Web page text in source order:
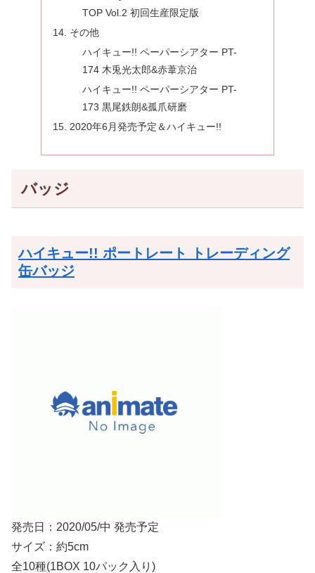
TOP Vol.2 初回生産限定版
その他
ハイキュー!! ペーパーシアター PT-
174 木兎光太郎&赤葦京治
ハイキュー!! ペーパーシアター PT-
173 黒尾鉄朗&孤爪研磨
2020年6月発売予定＆ハイキュー!!
バッジ
ハイキュー!! ポートレート トレーディング
缶バッジ
発売日：2020/05/中 発売予定
サイズ：約5cm
全10種(1BOX 10パック入り)